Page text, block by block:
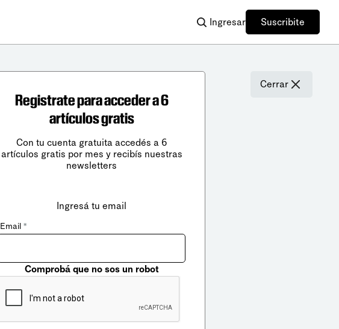
Ingresar Suscribite
Cerrar
Registrate para acceder a 6
artículos gratis
Con tu cuenta gratuita accedés a 6
artículos gratis por mes y recibís nuestras
newsletters
Ingresá tu email
Email *
Comprobá que no sos un robot